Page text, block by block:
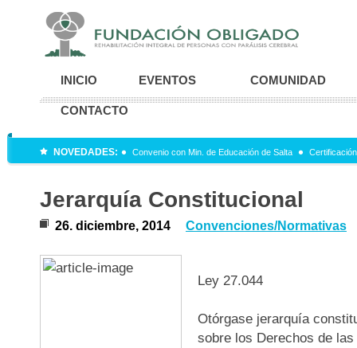
INICIO EVENTOS COMUNIDAD
CONTACTO
NOVEDADES: Convenio con Min. de Educación de Salta
Jerarquía Constitucional
26. diciembre, 2014 Convenciones/Normativas
Ley 27.044
Otórgase jerarquía
sobre los Derechos de